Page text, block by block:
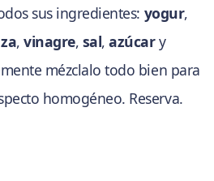
sus ingredientes: yogur,
,vinagre, sal,azúcary
mézclalo todo bien para
homogéneo. Reserva.